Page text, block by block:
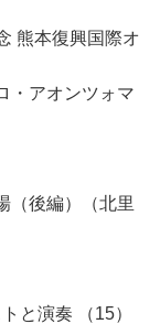
熊本復興国際オ
・アオンツォマ
（後編）（北里
と演奏 （15）